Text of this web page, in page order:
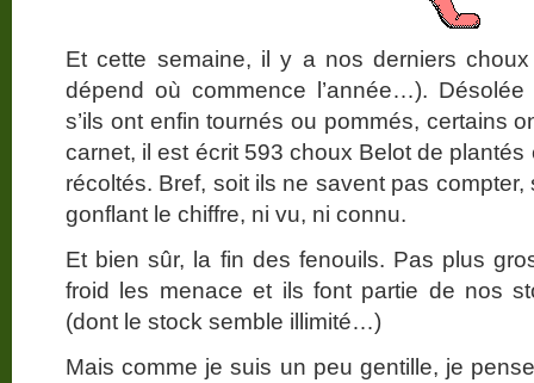
Et cette semaine, il y a nos derniers
dépend où commence l’année…).
s’ils ont enfin tournés ou pommés, certains
carnet, il est écrit 593 choux Belot de plantés
récoltés. Bref, soit ils ne savent pas
gonflant le chiffre, ni vu, ni connu.
Et bien sûr, la fin des fenouils. Pas plus
froid les menace et ils font partie de nos
(dont le stock semble illimité…)
Mais comme je suis un peu gentille, je